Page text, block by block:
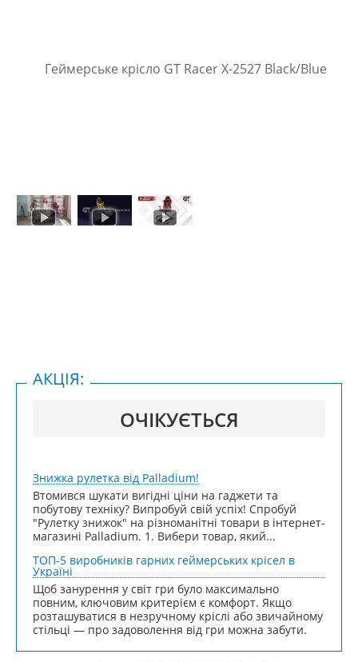
ОЧІКУЄТЬСЯ
АКЦІЯ:
Знижка рулетка від Palladium!
Втомився шукати вигідні ціни на гаджети та
побутову техніку? Випробуй свій успіх! Спробуй
"Рулетку знижок" на різноманітні товари в інтернет-
магазині Palladium. 1. Вибери товар, який...
ТОП-5 виробників гарних геймерських крісел в
Україні
Щоб занурення у світ гри було максимально
повним, ключовим критерієм є комфорт. Якщо
розташуватися в незручному кріслі або звичайному
стільці — про задоволення від гри можна забути.